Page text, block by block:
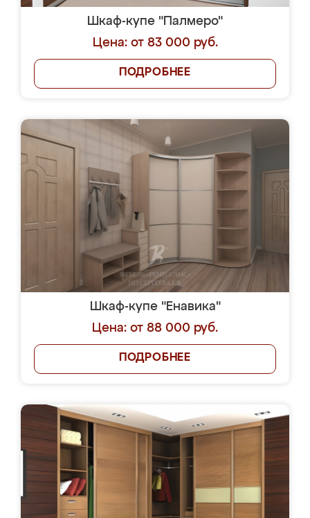
Шкаф-купе "Палмеро"
Цена: от 83 000 руб.
ПОДРОБНЕЕ
Шкаф-купе "Енавика"
Цена: от 88 000 руб.
ПОДРОБНЕЕ